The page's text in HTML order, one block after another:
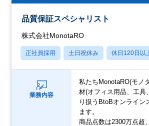
品質保証スペシャリスト
株式会社MonotaRO
正社員採用 土日祝休み 休日120日以
業務内容
私たちMonotaRO(モノ
材(オフィス用品、工具
り扱うBtoBオンライン
ます。
商品点数は2300万点超